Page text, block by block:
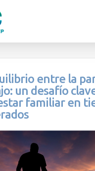
entre la
un desafío
familiar en